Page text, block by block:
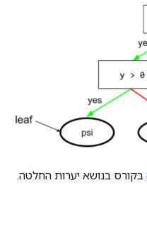
בקורס בנושא יערות החלטה.